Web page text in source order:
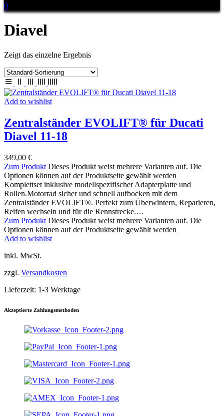
0
Diavel
Zeigt das einzelne Ergebnis
Add to wishlist
Zentralständer EVOLIFT® für Ducati
Diavel 11-18
349,00 €
Zum Produkt Dieses Produkt weist mehrere Varianten auf. Die
Optionen können auf der Produktseite gewählt werden
Komplettset inklusive modellspezifischer Adapterplatte und
Rollen.Motorrad sicher und schnell aufbocken mit dem
Zentralständer EVOLIFT®. Perfekt zum Überwintern, Reparieren,
Reifen wechseln und für die Rennstrecke.…
Zum Produkt Dieses Produkt weist mehrere Varianten auf. Die
Optionen können auf der Produktseite gewählt werden
Add to wishlist
inkl. MwSt.
zzgl. Versandkosten
Lieferzeit: 1-3 Werktage
Akzeptierte Zahlungsmethoden